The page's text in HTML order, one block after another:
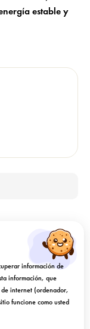
estable y
deseos
información de
información, que
de internet (ordenador,
funcione como usted